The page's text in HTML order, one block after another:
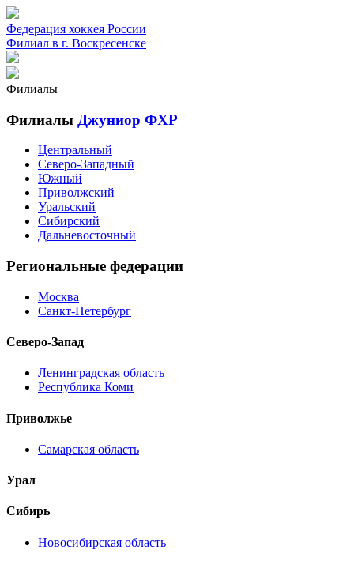
Федерация хоккея России
Филиал в г. Воскресенске
Филиалы
Филиалы Джуниор ФХР
Центральный
Северо-Западный
Южный
Приволжский
Уральский
Сибирский
Дальневосточный
Региональные федерации
Москва
Санкт-Петербург
Северо-Запад
Ленинградская область
Республика Коми
Приволжье
Самарская область
Урал
Сибирь
Новосибирская область